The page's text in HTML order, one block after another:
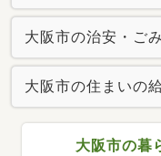
大阪市の治安・ご
大阪市の住まいの
大阪市の暮